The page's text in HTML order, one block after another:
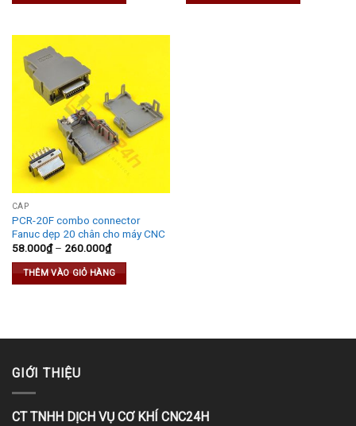
CÁP
PCR-20F combo connector
Fanuc dẹp 20 chân cho máy CNC
58.000₫– 260.000₫
THÊM VÀO GIỎ HÀNG
GIỚI THIỆU
CT TNHH DỊCH VỤ CƠ KHÍ CNC24H